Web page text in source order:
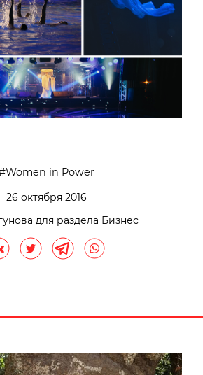
Women in Power
26 октября 2016
для раздела Бизнес